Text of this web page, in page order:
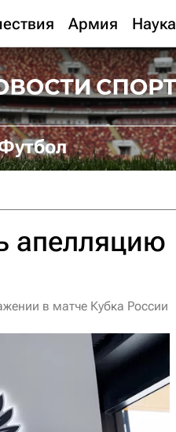
Армия Наука
апелляцию
в матче Кубка России